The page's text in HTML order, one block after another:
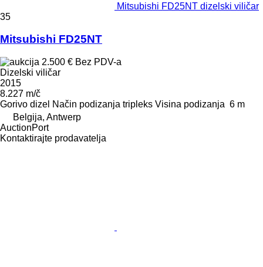
Mitsubishi FD25NT dizelski viličar
35
Mitsubishi FD25NT
2.500 € Bez PDV-a
Dizelski viličar
2015
8.227 m/č
Gorivo dizel Način podizanja tripleks Visina podizanja 6 m
Belgija, Antwerp
AuctionPort
Kontaktirajte prodavatelja